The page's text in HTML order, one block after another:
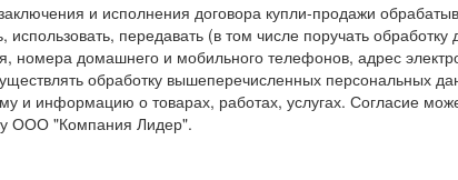
и исполнения договора купли-продажи
использовать, передавать (в том числе поручать
номера домашнего и мобильного телефонов, адрес
обработку вышеперечисленных персональных
и информацию о товарах, работах, услугах. Согласие
ООО "Компания Лидер".